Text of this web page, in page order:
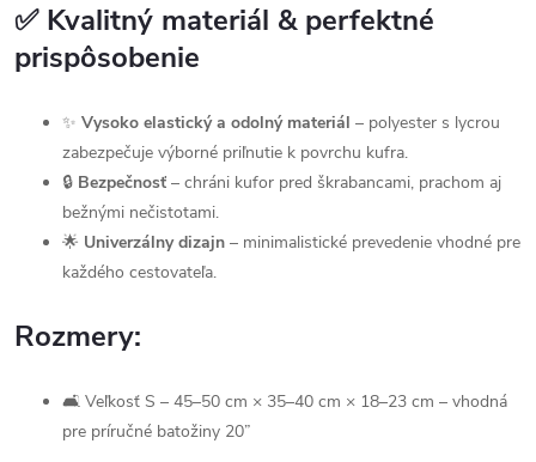
✅ Kvalitný materiál & perfektné
prispôsobenie
✨ Vysoko elastický a odolný materiál – polyester s lycrou
zabezpečuje výborné priľnutie k povrchu kufra.
🔒 Bezpečnosť – chráni kufor pred škrabancami, prachom aj
bežnými nečistotami.
🌟 Univerzálny dizajn – minimalistické prevedenie vhodné pre
každého cestovateľa.
Rozmery:
🛋 Veľkosť S – 45–50 cm × 35–40 cm × 18–23 cm – vhodná
pre príručné batožiny 20”